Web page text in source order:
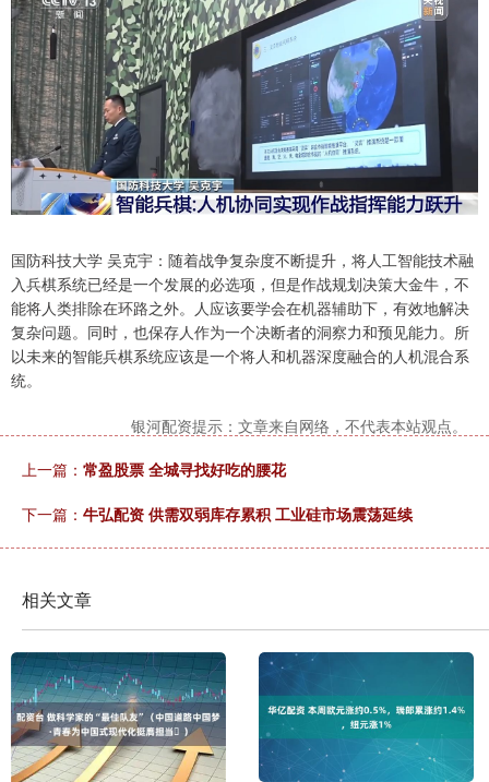
国防科技大学 吴克宇：随着战争复杂度不断提升，将人工智能技术融
入兵棋系统已经是一个发展的必选项，但是作战规划决策大金牛，不
能将人类排除在环路之外。人应该要学会在机器辅助下，有效地解决
复杂问题。同时，也保存人作为一个决断者的洞察力和预见能力。所
以未来的智能兵棋系统应该是一个将人和机器深度融合的人机混合系
统。
银河配资提示：文章来自网络，不代表本站观点。
上一篇： 常盈股票 全城寻找好吃的腰花
下一篇： 牛弘配资 供需双弱库存累积 工业硅市场震荡延续
相关文章